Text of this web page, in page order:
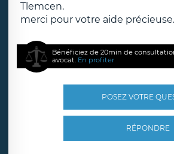
Tlemcen.
merci pour votre aide précieuse.
Bénéficiez de 20min de
avocat. En profiter
POSEZ VOTRE
RÉPONDRE